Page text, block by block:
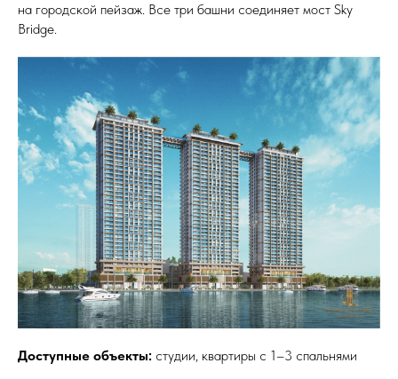
на городской пейзаж. Все три башни соединяет мост Sky
Bridge.
Доступные объекты: студии, квартиры с 1–3 спальнями